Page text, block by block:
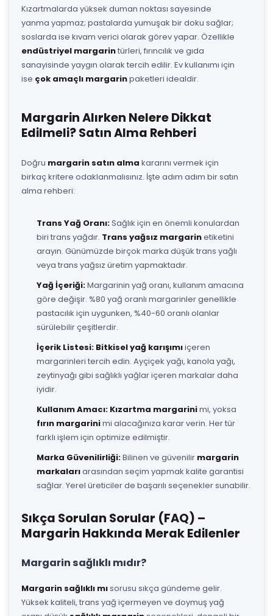
Kızartmalarda yüksek duman noktası sayesinde
yanma yapmaz; pastalarda yumuşak bir doku sağlar;
soslarda ise kıvam verici olarak görev yapar. Özellikle
endüstriyel margarintürleri, fırıncılık ve gıda
sanayisinde yaygın olarak tercih edilir. Ev kullanımı için
ise çok amaçlı margarinpaketleri idealdir.
Margarin Alırken Nelere Dikkat
Edilmeli? Satın Alma Rehberi
Doğru margarin satın alma kararını vermek için
birkaç kritere odaklanmalısınız. İşte adım adım bir satın
alma rehberi:
Trans Yağ Oranı:Sağlık için en önemli konulardan
biri trans yağdır. Trans yağsız margarinetiketini
arayın. Günümüzde birçok marka düşük trans yağlı
veya trans yağsız üretim yapmaktadır.
Yağ İçeriği:Margarinin yağ oranı, kullanım amacına
göre değişir. %80 yağ oranlı margarinler genellikle
pastacılık için uygunken, %40-60 oranlı olanlar
sürülebilir çeşitlerdir.
İçerik Listesi: Bitkisel yağ karışımıiçeren
margarinleri tercih edin. Ayçiçek yağı, kanola yağı,
zeytinyağı gibi sağlıklı yağlar içeren markalar daha
iyidir.
Kullanım Amacı: Kızartma margarinimi, yoksa
fırın margarinimi alacağınıza karar verin. Her tür
farklı işlem için optimize edilmiştir.
Marka Güvenilirliği:Bilinen ve güvenilir margarin
markalarıarasından seçim yapmak kalite garantisi
sağlar. Yerel üreticiler de başarılı seçenekler sunabilir.
Sıkça Sorulan Sorular (FAQ) –
Margarin Hakkında Merak Edilenler
Margarin sağlıklı mıdır?
Margarin sağlıklı mısorusu sıkça gündeme gelir.
Yüksek kaliteli, trans yağ içermeyen ve doymuş yağ